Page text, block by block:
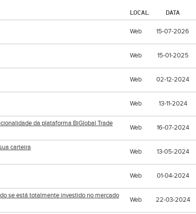
LOCAL DATA
Web 15-07-2026
Web 15-01-2025
Web 02-12-2024
Web 13-11-2024
da plataforma BiGlobal Trade
Web 16-07-2024
carteira
Web 13-05-2024
Web 01-04-2024
se está totalmente investido no mercado
Web 22-03-2024